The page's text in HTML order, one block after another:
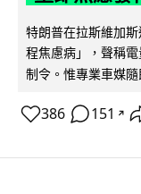
特朗普在拉斯維加
程焦慮病」，聲稱
制令。惟專業車媒
386 151 ↗